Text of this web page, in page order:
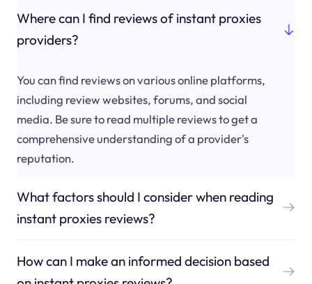
Where can I find reviews of instant proxies
providers?
You can find reviews on various online platforms,
including review websites, forums, and social
media. Be sure to read multiple reviews to get a
comprehensive understanding of a provider's
reputation.
What factors should I consider when reading
instant proxies reviews?
How can I make an informed decision based